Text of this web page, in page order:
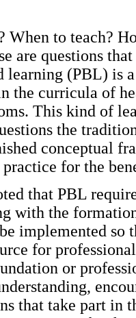
When to teach?
are questions
learning (PBL) is
the curricula of
This kind of
the
conceptual
for the
that PBL
with the
implemented so
for
or
that take part in